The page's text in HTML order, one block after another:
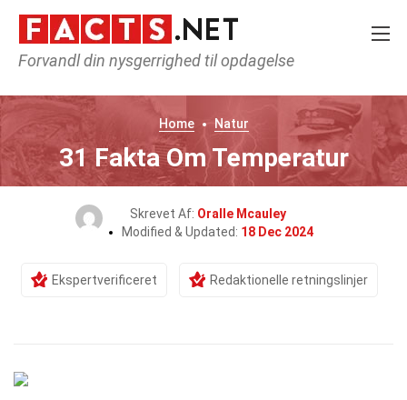
Forvandl din nysgerrighed til opdagelse
Home Natur
31 Fakta Om Temperatur
Skrevet Af: Oralle Mcauley
Modified & Updated: 18 Dec 2024
Ekspertverificeret Redaktionelle retningslinjer